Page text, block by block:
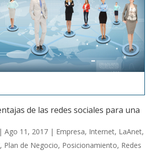
de las redes sociales para una
| Ago 11, 2017 | Empresa, Internet, LaAnet,
, Plan de Negocio, Posicionamiento, Redes